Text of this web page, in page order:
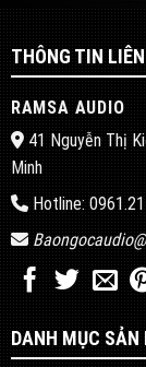
THÔNG TIN
RAMSA AUDIO
41 Nguyễn Thị
Minh
Hotline:
DANH MỤC SẢN